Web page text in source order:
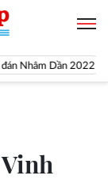
Dần 2022